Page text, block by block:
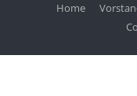
Home